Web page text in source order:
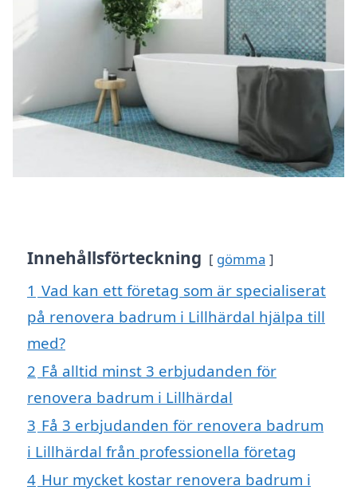
Innehållsförteckning gömma
1 Vad kan ett företag som är specialiserat
på renovera badrum i Lillhärdal hjälpa till
med?
2 Få alltid minst 3 erbjudanden för
renovera badrum i Lillhärdal
3 Få 3 erbjudanden för renovera badrum
i Lillhärdal från professionella företag
4 Hur mycket kostar renovera badrum i